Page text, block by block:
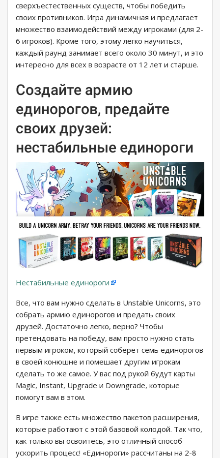
сверхъестественных существ, чтобы победить
своих противников. Игра динамичная и предлагает
множество взаимодействий между игроками (для 2-
6 игроков). Кроме того, этому легко научиться,
каждый раунд занимает всего около 30 минут, и это
интересно для всех в возрасте от 12 лет и старше.
Создайте армию
единорогов, предайте
своих друзей:
нестабильные единороги
Нестабильные единороги
Все, что вам нужно сделать в Unstable Unicorns, это
собрать армию единорогов и предать своих
друзей. Достаточно легко, верно? Чтобы
претендовать на победу, вам просто нужно стать
первым игроком, который соберет семь единорогов
в своей конюшне и помешает другим игрокам
сделать то же самое. У вас под рукой будут карты
Magic, Instant, Upgrade и Downgrade, которые
помогут вам в этом.
В игре также есть множество пакетов расширения,
которые работают с этой базовой колодой. Так что,
как только вы освоитесь, это отличный способ
ускорить процесс! «Единороги» рассчитаны на 2-8